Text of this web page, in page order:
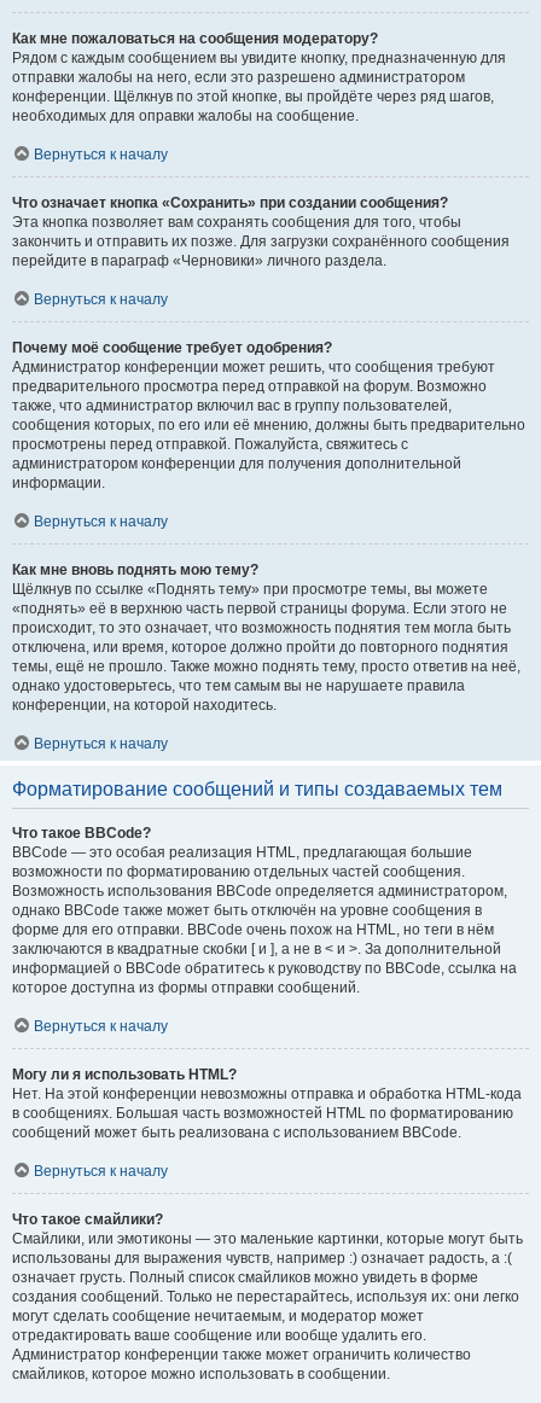
Как мне пожаловаться на сообщения модератору?
Рядом с каждым сообщением вы увидите кнопку, предназначенную для
отправки жалобы на него, если это разрешено администратором
конференции. Щёлкнув по этой кнопке, вы пройдёте через ряд шагов,
необходимых для оправки жалобы на сообщение.
Вернуться к началу
Что означает кнопка «Сохранить» при создании сообщения?
Эта кнопка позволяет вам сохранять сообщения для того, чтобы
закончить и отправить их позже. Для загрузки сохранённого сообщения
перейдите в параграф «Черновики» личного раздела.
Вернуться к началу
Почему моё сообщение требует одобрения?
Администратор конференции может решить, что сообщения требуют
предварительного просмотра перед отправкой на форум. Возможно
также, что администратор включил вас в группу пользователей,
сообщения которых, по его или её мнению, должны быть предварительно
просмотрены перед отправкой. Пожалуйста, свяжитесь с
администратором конференции для получения дополнительной
информации.
Вернуться к началу
Как мне вновь поднять мою тему?
Щёлкнув по ссылке «Поднять тему» при просмотре темы, вы можете
«поднять» её в верхнюю часть первой страницы форума. Если этого не
происходит, то это означает, что возможность поднятия тем могла быть
отключена, или время, которое должно пройти до повторного поднятия
темы, ещё не прошло. Также можно поднять тему, просто ответив на неё,
однако удостоверьтесь, что тем самым вы не нарушаете правила
конференции, на которой находитесь.
Вернуться к началу
Форматирование сообщений и типы создаваемых тем
Что такое BBCode?
BBCode — это особая реализация HTML, предлагающая большие
возможности по форматированию отдельных частей сообщения.
Возможность использования BBCode определяется администратором,
однако BBCode также может быть отключён на уровне сообщения в
форме для его отправки. BBCode очень похож на HTML, но теги в нём
заключаются в квадратные скобки [ и ], а не в < и >. За дополнительной
информацией о BBCode обратитесь к руководству по BBCode, ссылка на
которое доступна из формы отправки сообщений.
Вернуться к началу
Могу ли я использовать HTML?
Нет. На этой конференции невозможны отправка и обработка HTML-кода
в сообщениях. Большая часть возможностей HTML по форматированию
сообщений может быть реализована с использованием BBCode.
Вернуться к началу
Что такое смайлики?
Смайлики, или эмотиконы — это маленькие картинки, которые могут быть
использованы для выражения чувств, например :) означает радость, а :(
означает грусть. Полный список смайликов можно увидеть в форме
создания сообщений. Только не перестарайтесь, используя их: они легко
могут сделать сообщение нечитаемым, и модератор может
отредактировать ваше сообщение или вообще удалить его.
Администратор конференции также может ограничить количество
смайликов, которое можно использовать в сообщении.